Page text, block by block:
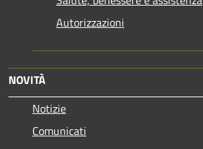
Autorizzazioni
NOVITÀ
Notizie
Comunicati